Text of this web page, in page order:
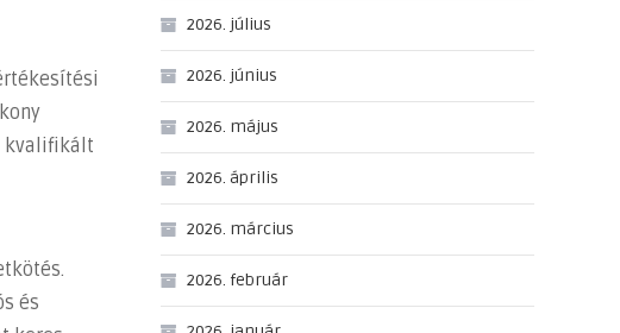
kvalifikált
és
2026. július
2026. június
2026. május
2026. április
2026. március
2026. február